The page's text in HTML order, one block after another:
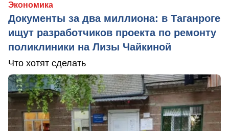
Экономика
Документы за два миллиона: в Таганроге
ищут разработчиков проекта по ремонту
поликлиники на Лизы Чайкиной
Что хотят сделать